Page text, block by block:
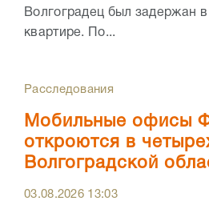
Волгоградец был задержан в
квартире. По...
Расследования
Мобильные офисы
откроются в
Волгоградской
03.08.2026 13:03